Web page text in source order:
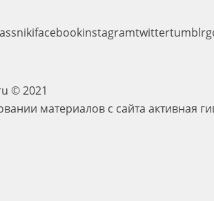
facebookinstagramtwittertumblr
© 2021
материалов с сайта активная